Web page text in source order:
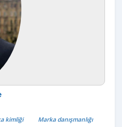
kimliği
Marka danışmanlığı